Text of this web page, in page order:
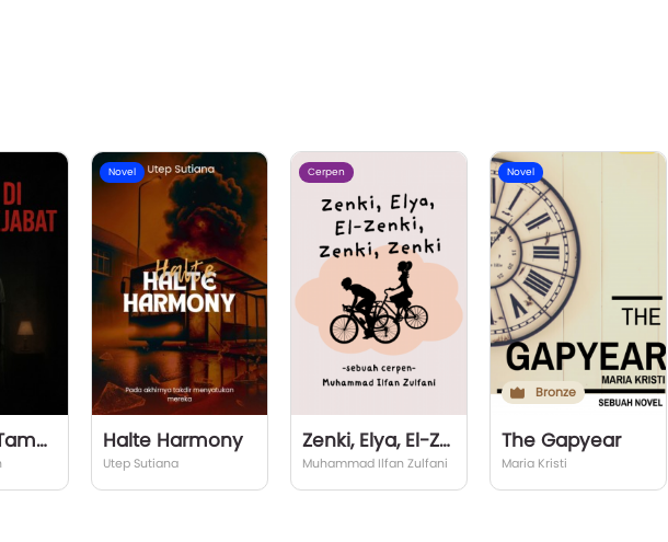
Chapter 1:Tamu dirumah PEJABAT
Novel
Halte Harmony
Utep Sutiana
Cerpen
Zenki, Elya, El-Zenki, Zenki, Zenki
Muhammad Ilfan Zulfani
Novel
Bronze
The Gapyear
Maria Kristi